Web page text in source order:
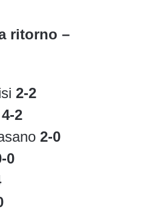
ritorno –
2-2
4-2
2-0
0